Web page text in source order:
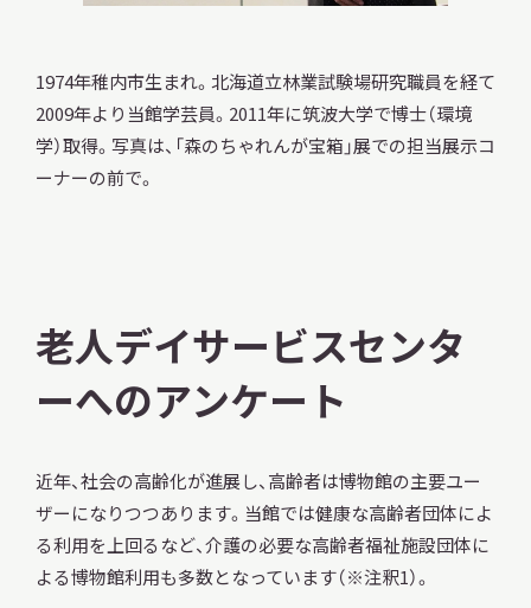
本日開館OPEN TODAY
明日 開館日OPEN
サ
1974年稚内市生まれ。北海道立林業試験場研究職員を経て
2009年より当館学芸員。2011年に筑波大学で博士（環境
学）取得。写真は、「森のちゃれんが宝箱」展での担当展示コ
ーナーの前で。
老人デイサービスセンタ
ーへのアンケート
近年、社会の高齢化が進展し、高齢者は博物館の主要ユー
ザーになりつつあります。当館では健康な高齢者団体によ
る利用を上回るなど、介護の必要な高齢者福祉施設団体に
よる博物館利用も多数となっています（※注釈1）。